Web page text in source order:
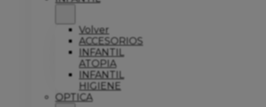
Volver
ACCESORIOS
INFANTIL
ATOPIA
INFANTIL
HIGIENE
OPTICA